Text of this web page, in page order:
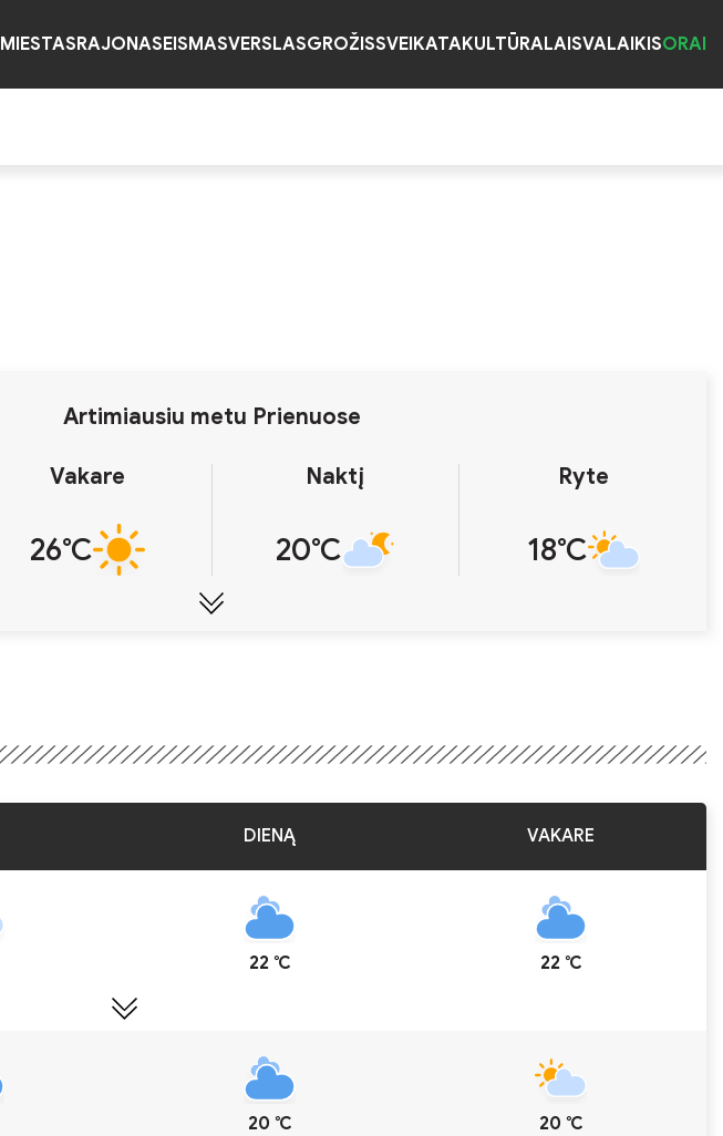
MIESTASRAJONASEISMASVERSLASGROŽISSVEIKATAKULTŪRALAISVALAIKISORAI
Artimiausiu metu Prienuose
Vakare
26℃
Naktį
20℃
Ryte
18℃
DIENĄ VAKARE
22 ℃ 22 ℃
20 ℃ 20 ℃